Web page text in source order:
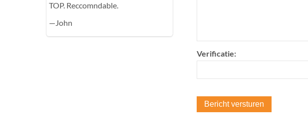
Verificatie:
TOP. Reccomndable.
—John